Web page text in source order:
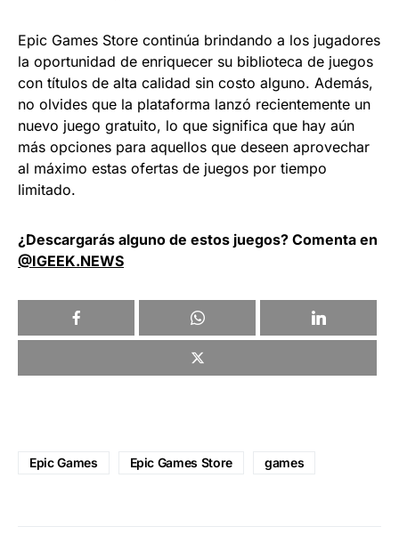
Epic Games Store continúa brindando a los jugadores
la oportunidad de enriquecer su biblioteca de juegos
con títulos de alta calidad sin costo alguno. Además,
no olvides que la plataforma lanzó recientemente un
nuevo juego gratuito, lo que significa que hay aún
más opciones para aquellos que deseen aprovechar
al máximo estas ofertas de juegos por tiempo
limitado.
¿Descargarás alguno de estos juegos? Comenta en
@IGEEK.NEWS
Epic Games Epic Games Store games